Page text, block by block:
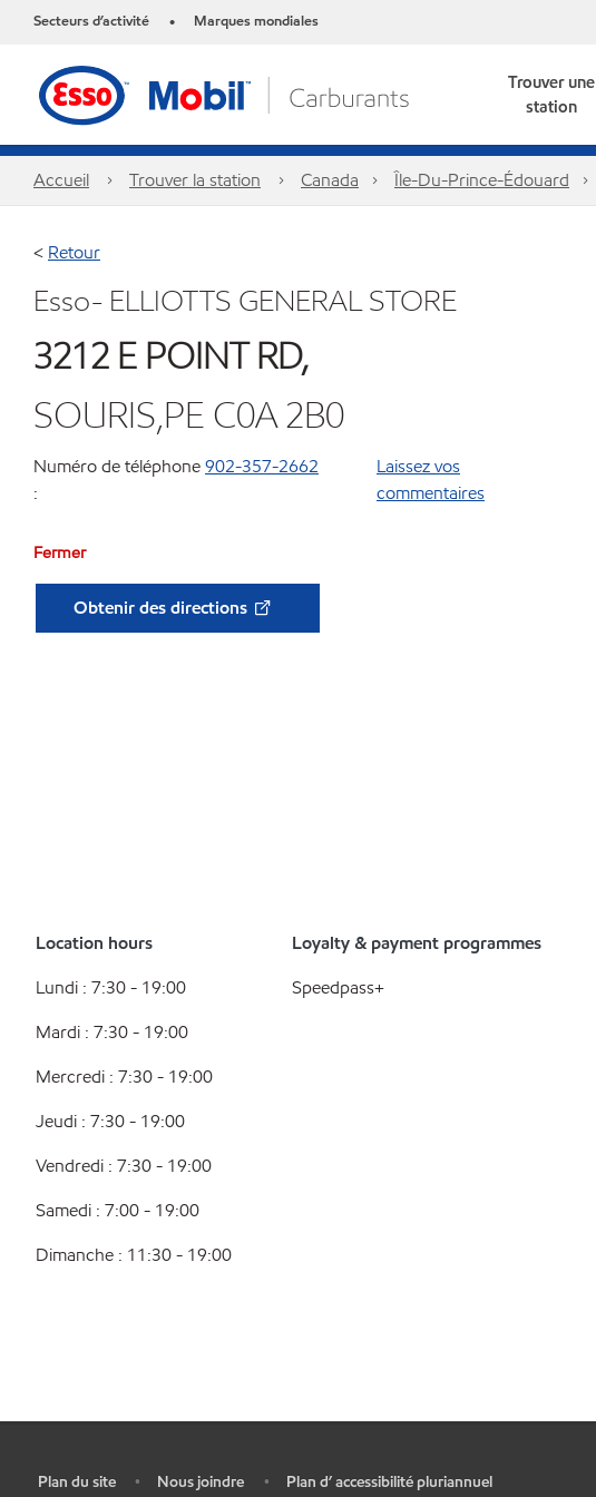
Secteurs d’activité • Marques mondiales
Trouver une
station
Accueil Trouver la station Canada Île-Du-Prince-Édouard
< Retour
Esso- ELLIOTTS GENERAL STORE
3212 E POINT RD,
SOURIS,PE C0A 2B0
Numéro de téléphone
:
902-357-2662
Laissez vos
commentaires
Fermer
Obtenir des directions
Location hours
Lundi : 7:30 - 19:00
Mardi : 7:30 - 19:00
Mercredi : 7:30 - 19:00
Jeudi : 7:30 - 19:00
Vendredi : 7:30 - 19:00
Samedi : 7:00 - 19:00
Dimanche : 11:30 - 19:00
Loyalty & payment programmes
Speedpass+
Plan du site • Nous joindre • Plan d’ accessibilité pluriannuel